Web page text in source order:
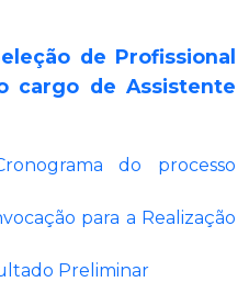
de Profissional
cargo de Assistente
do processo
para a Realização
Preliminar